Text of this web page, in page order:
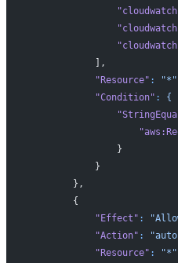
            ],
            "Resource"
:
            "Condition"
:
{
                }
            }
        },
        {
            "Effect"
:
            "Action"
:
            "Resource"
: